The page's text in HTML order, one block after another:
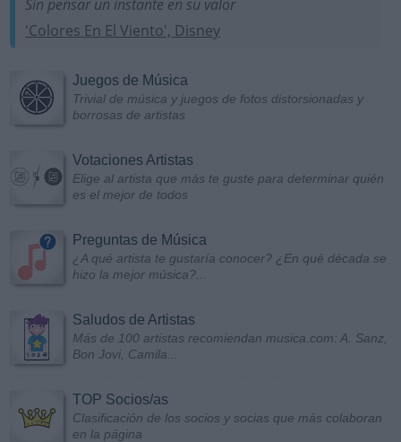
Sin pensar un instante en su valor
'Colores En El Viento', Disney
Juegos de Música
Trivial de música y juegos de fotos distorsionadas y
borrosas de artistas
Votaciones Artistas
Elige al artista que más te guste para determinar quién
es el mejor de todos
Preguntas de Música
¿A qué artista te gustaría conocer? ¿En qué década se
hizo la mejor música?...
Saludos de Artistas
Más de 100 artistas recomiendan musica.com: A. Sanz,
Bon Jovi, Camila...
TOP Socios/as
Clasificación de los socios y socias que más colaboran
en la página